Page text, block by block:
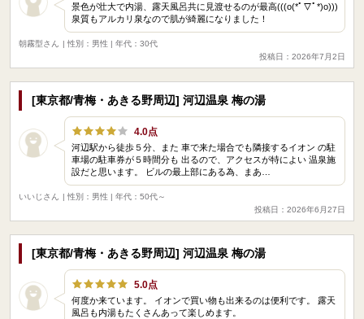
景色が壮大で内湯、露天風呂共に見渡せるのが最高(((o(*ﾟ▽ﾟ*)o)))
泉質もアルカリ泉なので肌が綺麗になりました！
朝霧型さん
| 性別：男性 | 年代：30代
投稿日：2026年7月2日
[東京都/青梅・あきる野周辺] 河辺温泉 梅の湯
4.0点
河辺駅から徒歩５分、また 車で来た場合でも隣接するイオン の駐
車場の駐車券が５時間分も 出るので、アクセスが特によい 温泉施
設だと思います。 ビルの最上部にある為、まあ…
いいじさん
| 性別：男性 | 年代：50代～
投稿日：2026年6月27日
[東京都/青梅・あきる野周辺] 河辺温泉 梅の湯
5.0点
何度か来ています。 イオンで買い物も出来るのは便利です。 露天
風呂も内湯もたくさんあって楽しめます。